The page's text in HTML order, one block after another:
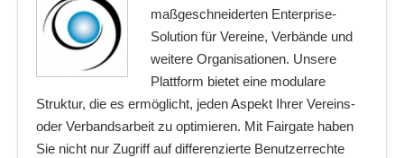
maßgeschneiderten Enterprise-
Solution für Vereine, Verbände und
weitere Organisationen. Unsere
Plattform bietet eine modulare
Struktur, die es ermöglicht, jeden Aspekt Ihrer Vereins-
oder Verbandsarbeit zu optimieren. Mit Fairgate haben
Sie nicht nur Zugriff auf differenzierte Benutzerrechte